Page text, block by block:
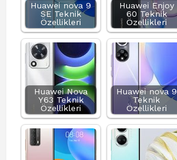
Huawei nova 9
SE Teknik
Özellikleri
Huawei Enjoy
60 Teknik
Özellikleri
Huawei Nova
Y63 Teknik
Özellikleri
Huawei nova 9
Teknik
Özellikleri